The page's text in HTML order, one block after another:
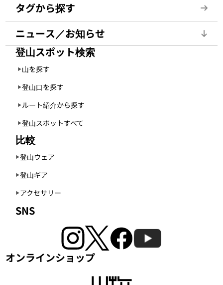
タグから探す
ニュース／お知らせ
登山スポット検索
山を探す
登山口を探す
ルート紹介から探す
登山スポットすべて
比較
登山ウェア
登山ギア
アクセサリー
SNS
オンラインショップ